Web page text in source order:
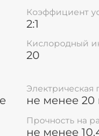
для
только в
Коэффициент
2:1
Кислородный
20
Электрическая
не менее
Прочность на
не менее